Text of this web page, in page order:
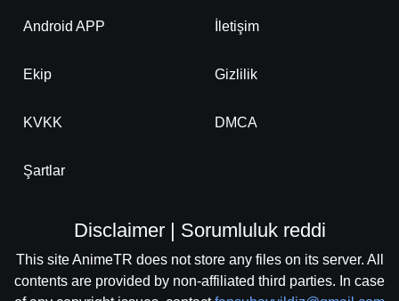
Android APP İletişim
Ekip Gizlilik
KVKK DMCA
Şartlar
Disclaimer | Sorumluluk reddi
This site AnimeTR does not store any files on its server. All
contents are provided by non-affiliated third parties. In case